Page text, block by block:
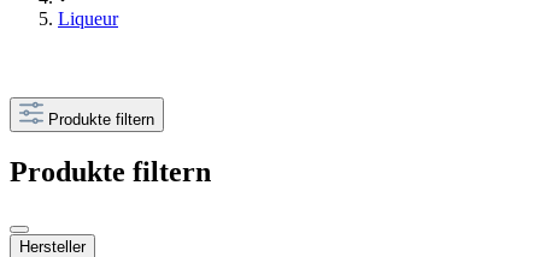
Liqueur
Produkte filtern
Produkte filtern
Hersteller